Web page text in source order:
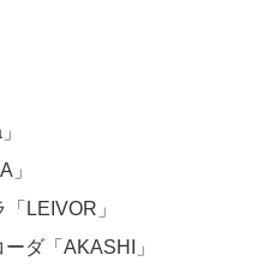
」
LEIVOR」
ダ「AKASHI」